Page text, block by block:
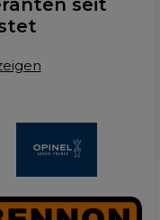
seit